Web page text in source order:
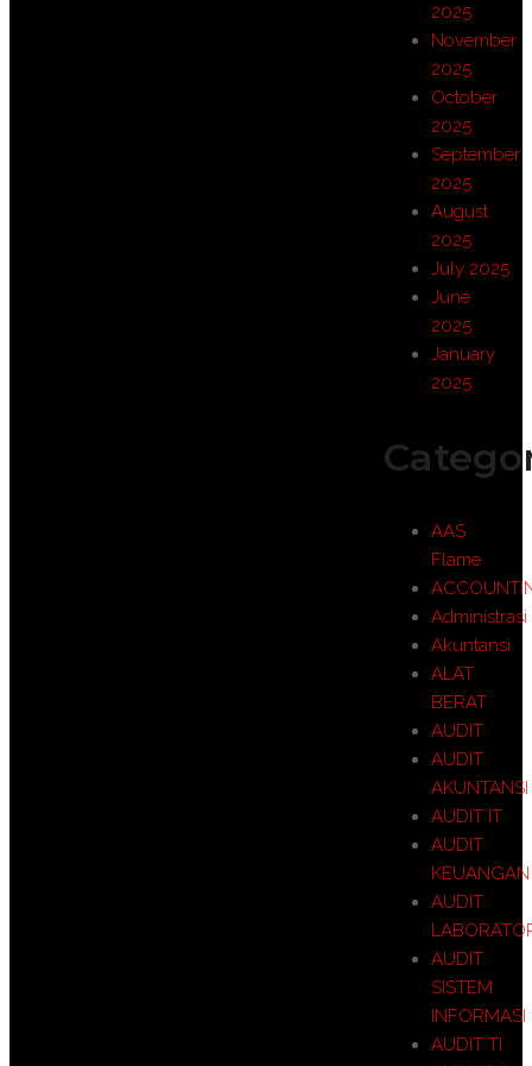
2025
November
2025
October
2025
September
2025
August
2025
July 2025
June
2025
January
2025
AAS
Flame
Administrasi
Akuntansi
ALAT
BERAT
AUDIT
AUDIT
AKUNTANSI
AUDIT IT
AUDIT
KEUANGAN
AUDIT
AUDIT
SISTEM
INFORMASI
AUDIT TI